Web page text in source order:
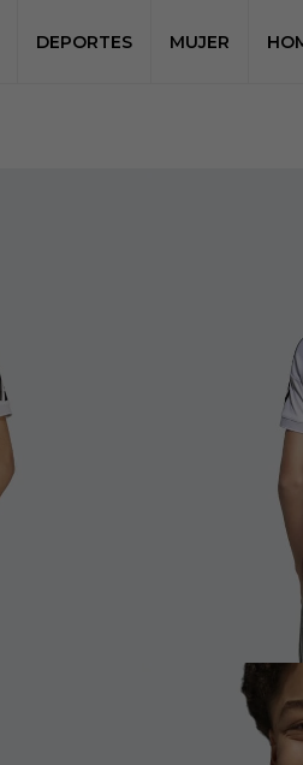
DEPORTES MUJER